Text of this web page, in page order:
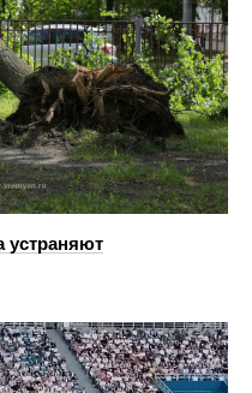
устраняют